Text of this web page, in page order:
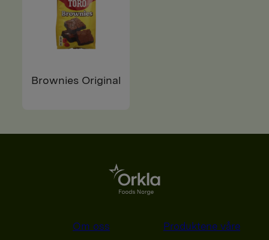
Brownies Original
Om oss
Produktene våre